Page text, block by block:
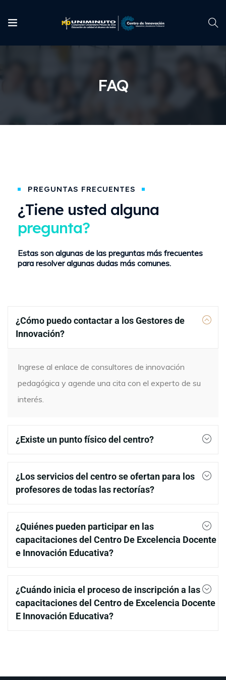
FAQ
PREGUNTAS FRECUENTES
¿Tiene usted alguna
pregunta?
Estas son algunas de las preguntas más frecuentes
para resolver algunas dudas más comunes.
¿Cómo puedo contactar a los Gestores de
Innovación?
Ingrese al enlace de consultores de innovación
pedagógica y agende una cita con el experto de su
interés.
¿Existe un punto físico del centro?
¿Los servicios del centro se ofertan para los
profesores de todas las rectorías?
¿Quiénes pueden participar en las
capacitaciones del Centro De Excelencia Docente
e Innovación Educativa?
¿Cuándo inicia el proceso de inscripción a las
capacitaciones del Centro de Excelencia Docente
E Innovación Educativa?